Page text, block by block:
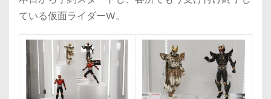
ている仮面ライダーW。